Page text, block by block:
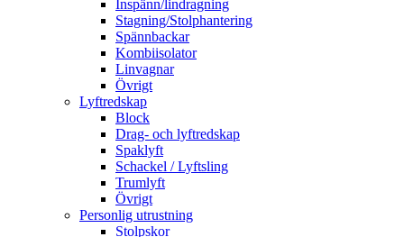
Inspänn/lindragning
Stagning/Stolphantering
Spännbackar
Kombiisolator
Linvagnar
Övrigt
Lyftredskap
Block
Drag- och lyftredskap
Spaklyft
Schackel / Lyftsling
Trumlyft
Övrigt
Personlig utrustning
Stolpskor